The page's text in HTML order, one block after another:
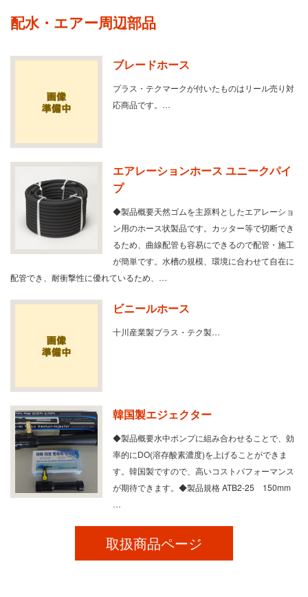
配水・エアー周辺部品
ブレードホース
プラス・テクマークが付いたものはリール売り対
応商品です。…
エアレーションホース ユニークパイ
プ
◆製品概要天然ゴムを主原料としたエアレーショ
ン用のホース状製品です。カッター等で切断でき
るため、曲線配管も容易にできるので配管・施工
が簡単です。水槽の規模、環境に合わせて自在に
配管でき、耐衝撃性に優れているため、…
ビニールホース
十川産業製プラス・テク製…
韓国製エジェクター
◆製品概要水中ポンプに組み合わせることで、効
率的にDO(溶存酸素濃度)を上げることができま
す。韓国製ですので、高いコストパフォーマンス
が期待できます。◆製品規格 ATB2-25 150mm
…
取扱商品ページ